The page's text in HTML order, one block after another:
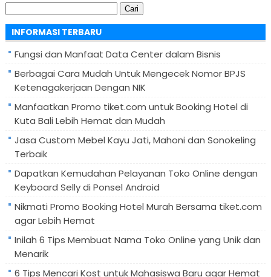
Cari
untuk:
INFORMASI TERBARU
Fungsi dan Manfaat Data Center dalam Bisnis
Berbagai Cara Mudah Untuk Mengecek Nomor BPJS
Ketenagakerjaan Dengan NIK
Manfaatkan Promo tiket.com untuk Booking Hotel di
Kuta Bali Lebih Hemat dan Mudah
Jasa Custom Mebel Kayu Jati, Mahoni dan Sonokeling
Terbaik
Dapatkan Kemudahan Pelayanan Toko Online dengan
Keyboard Selly di Ponsel Android
Nikmati Promo Booking Hotel Murah Bersama tiket.com
agar Lebih Hemat
Inilah 6 Tips Membuat Nama Toko Online yang Unik dan
Menarik
6 Tips Mencari Kost untuk Mahasiswa Baru agar Hemat